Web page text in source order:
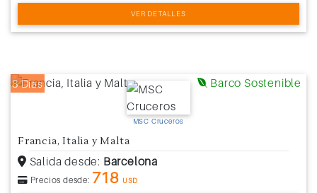
VER DETALLES
8 Días Barco Sostenible
MSC Cruceros
Francia, Italia y Malta
Salida desde: Barcelona
Precios desde: 718 USD